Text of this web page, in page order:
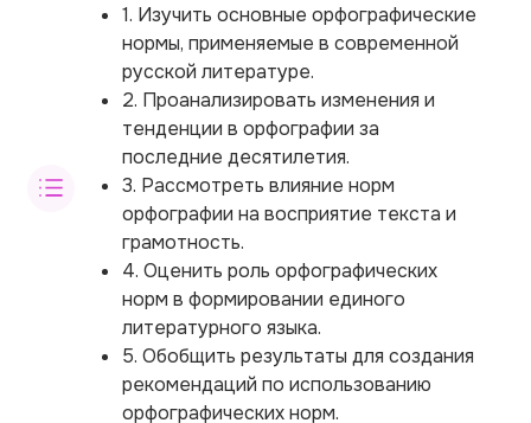
1. Изучить основные орфографические
нормы, применяемые в современной
русской литературе.
2. Проанализировать изменения и
тенденции в орфографии за
последние десятилетия.
3. Рассмотреть влияние норм
орфографии на восприятие текста и
грамотность.
4. Оценить роль орфографических
норм в формировании единого
литературного языка.
5. Обобщить результаты для создания
рекомендаций по использованию
орфографических норм.